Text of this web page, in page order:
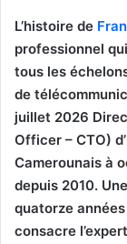
L’histoire de
professionnel
tous les
de
juillet 2026
Officer – CTO) d’
Camerounais à
depuis 2010.
quatorze années
consacre